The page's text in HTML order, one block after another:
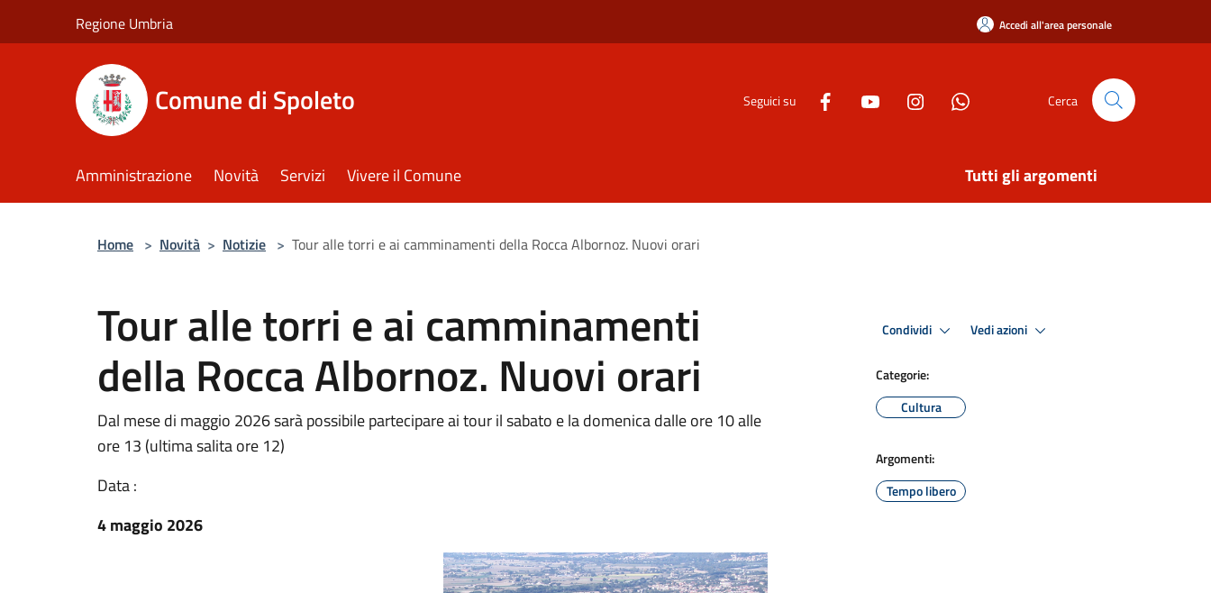
Regione Umbria Accedi all'area personale
Comune di Spoleto Seguici su Cerca
Amministrazione Novità Servizi Vivere il Comune Tutti gli argomenti
Home > Novità > Notizie > Tour alle torri e ai camminamenti della Rocca Albornoz. Nuovi orari
Tour alle torri e ai camminamenti
della Rocca Albornoz. Nuovi orari
Dal mese di maggio 2026 sarà possibile partecipare ai tour il sabato e la domenica dalle ore 10 alle
ore 13 (ultima salita ore 12)
Data :
4 maggio 2026
Condividi Vedi azioni
Categorie:
Cultura
Argomenti:
Tempo libero